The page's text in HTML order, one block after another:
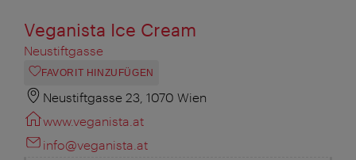
Veganista Ice Cream
Neustiftgasse
FAVORIT HINZUFÜGEN
Neustiftgasse 23, 1070 Wien
www.veganista.at
info@veganista.at